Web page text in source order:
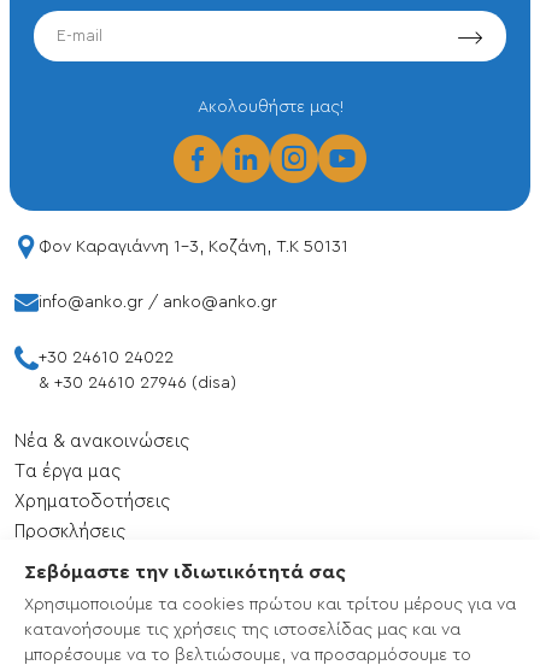
Σεβόμαστε την ιδιωτικότητά σας
Χρησιμοποιούμε τα cookies πρώτου και τρίτου μέρους για να
κατανοήσουμε τις χρήσεις της ιστοσελίδας μας και να
μπορέσουμε να το βελτιώσουμε, να προσαρμόσουμε το
EMAIL
Aκολουθήστε μας!
Φον Καραγιάννη 1-3, Κοζάνη, T.K 50131
info@anko.gr / anko@anko.gr
+30 24610 24022
& +30 24610 27946 (disa)
Νέα & ανακοινώσεις
Tα έργα μας
Xρηματοδοτήσεις
Προσκλήσεις
Εκδηλώσεις
Χάρτης ιστότοπου